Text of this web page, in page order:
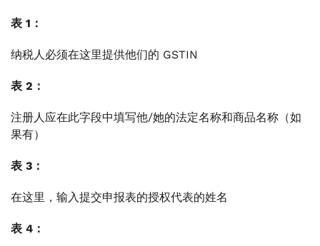
表 1：
纳税人必须在这里提供他们的 GSTIN
表 2：
注册人应在此字段中填写他/她的法定名称和商品名称（如
果有）
表 3：
在这里，输入提交申报表的授权代表的姓名
表 4：